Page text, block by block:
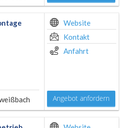
Website
Kontakt
Anfahrt
Angebot anfordern